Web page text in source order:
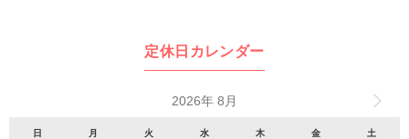
定休日カレンダー
2026年 8月
日 月 火 水 木 金 土